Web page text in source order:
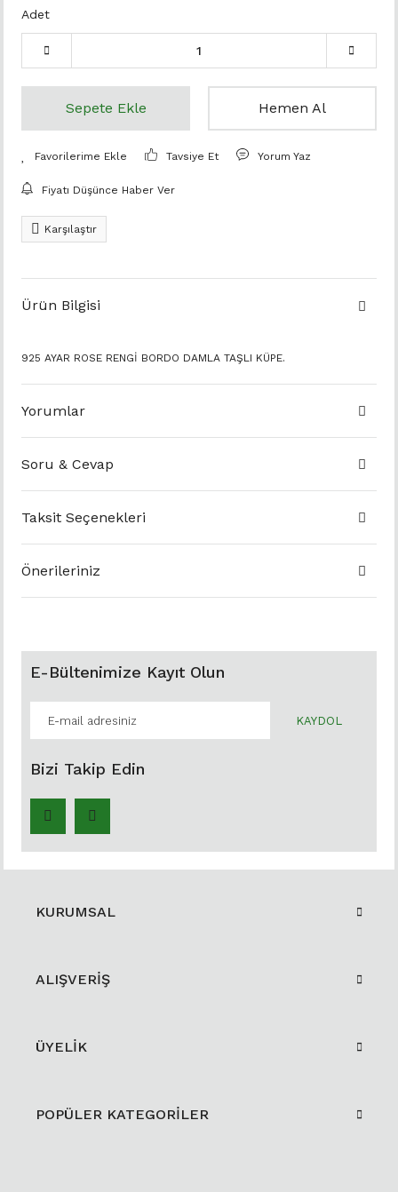
Adet
Sepete Ekle Hemen Al
Tavsiye Et Yorum Yaz
Fiyatı Düşünce Haber Ver
Karşılaştır
Ürün Bilgisi
925 AYAR ROSE RENGİ BORDO DAMLA TAŞLI KÜPE.
Yorumlar
Soru & Cevap
Taksit Seçenekleri
Önerileriniz
E-Bültenimize Kayıt Olun
KAYDOL
Bizi Takip Edin
KURUMSAL
ALIŞVERİŞ
ÜYELİK
POPÜLER KATEGORİLER